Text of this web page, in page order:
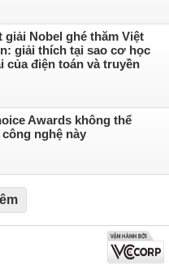
Nobel ghé thăm Việt
giải thích tại sao cơ học
điện toán và truyền
Awards không thể
nghệ này